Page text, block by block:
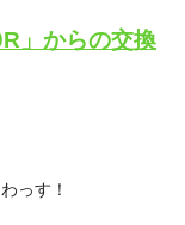
」からの交換
っす！